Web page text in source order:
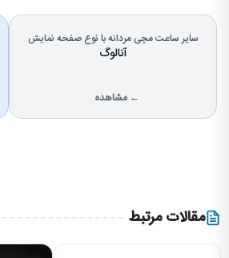
سایر ساعت مچی مردانه با نوع صفحه نمایش
آنالوگ
← مشاهده
مقالات مرتبط